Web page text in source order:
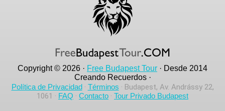
Copyright © 2026 · Free Budapest Tour · Desde 2014
Creando Recuerdos ·
Política de Privacidad· Términos · Budapest, Av. Andrássy 22,
1061 · FAQ · Contacto · Tour Privado Budapest